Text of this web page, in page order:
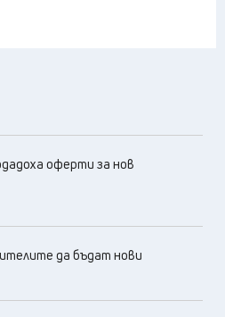
оферти за нов
да бъдат нови